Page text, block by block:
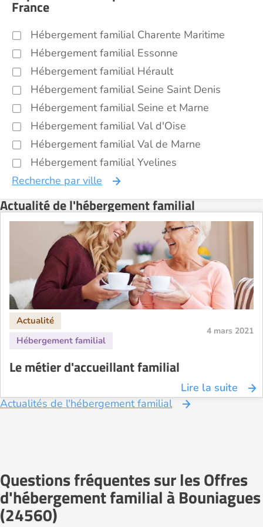
France
Hébergement familial Charente Maritime
Hébergement familial Essonne
Hébergement familial Hérault
Hébergement familial Seine Saint Denis
Hébergement familial Seine et Marne
Hébergement familial Val d'Oise
Hébergement familial Val de Marne
Hébergement familial Yvelines
Recherche par ville
Actualité de l'hébergement familial
4 mars 2021
Le métier d'accueillant familial
Lire la suite
Actualités de l'hébergement familial
Questions fréquentes sur les Offres
d'hébergement familial à Bouniagues
(24560)